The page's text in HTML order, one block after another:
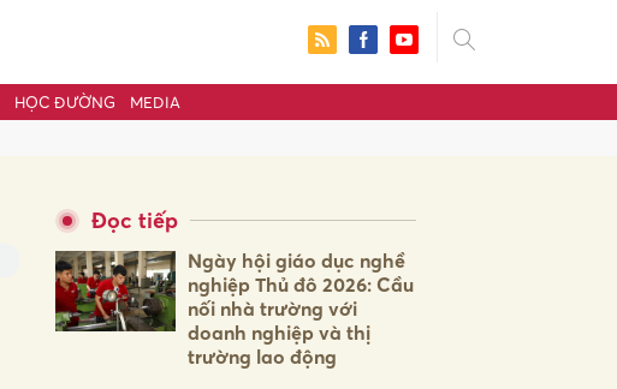
HỌC ĐƯỜNG MEDIA
Đọc tiếp
Ngày hội giáo dục nghề
nghiệp Thủ đô 2026: Cầu
nối nhà trường với
doanh nghiệp và thị
trường lao động